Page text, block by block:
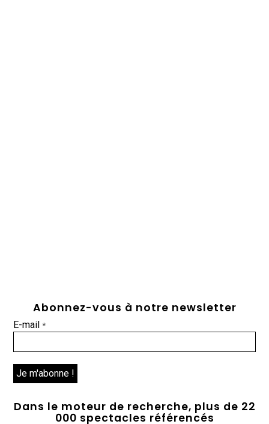
Abonnez-vous à notre newsletter
E-mail*
Dans le moteur de recherche, plus de 22
000 spectacles référencés